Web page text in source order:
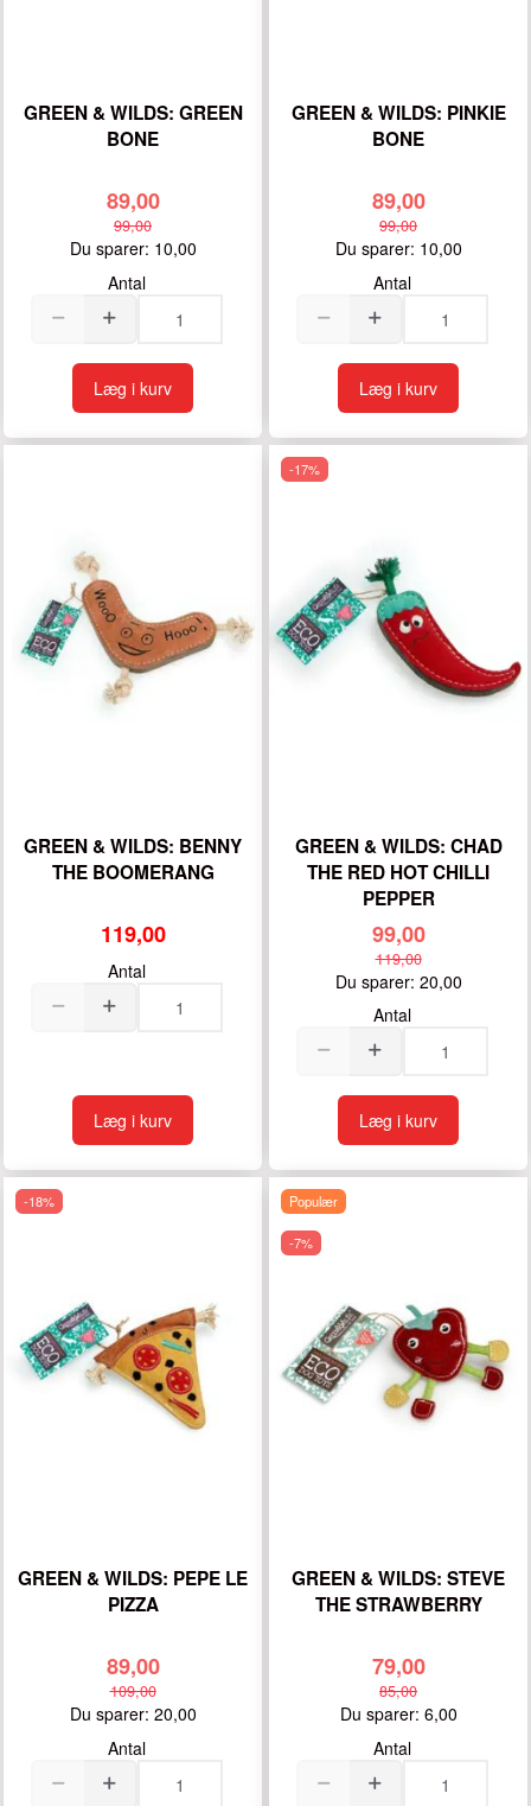
GREEN & WILDS: GREEN
BONE
89,00
99,00
Du sparer: 10,00
Antal
Læg i kurv
GREEN & WILDS: PINKIE
BONE
89,00
99,00
Du sparer: 10,00
Antal
Læg i kurv
GREEN & WILDS: BENNY
THE BOOMERANG
119,00
Antal
Læg i kurv
-17%
GREEN & WILDS: CHAD
THE RED HOT CHILLI
PEPPER
99,00
119,00
Du sparer: 20,00
Antal
Læg i kurv
-18%
GREEN & WILDS: PEPE LE
PIZZA
89,00
109,00
Du sparer: 20,00
Antal
Populær
-7%
GREEN & WILDS: STEVE
THE STRAWBERRY
79,00
85,00
Du sparer: 6,00
Antal